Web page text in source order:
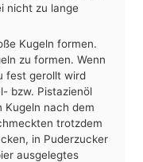
nicht zu lange
Kugeln formen.
zu formen. Wenn
fest gerollt wird
bzw. Pistazienöl
Kugeln nach dem
trotzdem
in Puderzucker
ausgelegtes